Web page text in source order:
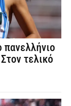
τελικό